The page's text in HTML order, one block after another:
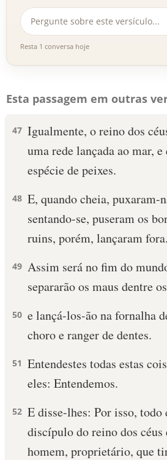
Resta 1 conversa hoje
Esta passagem em outras
47 Igualmente, o reino dos
uma rede lançada ao mar,
espécie de peixes.
48 E, quando cheia, puxaram-
sentando-se, puseram os
ruins, porém, lançaram fora.
49 Assim será no fim do
separarão os maus dentre
50 e lançá-los-ão na fornalha
choro e ranger de dentes.
51 Entendestes todas estas
eles: Entendemos.
52 E disse-lhes: Por isso, todo
discípulo do reino dos céus
homem, proprietário, que